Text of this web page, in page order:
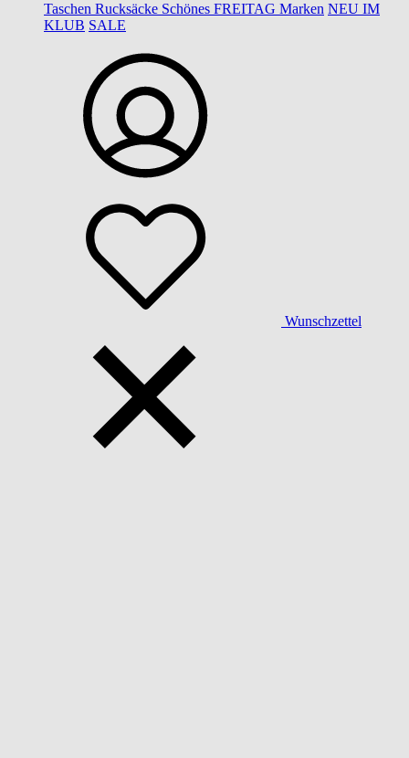
Taschen Rucksäcke Schönes FREITAG Marken NEU IM
KLUB SALE
Wunschzettel